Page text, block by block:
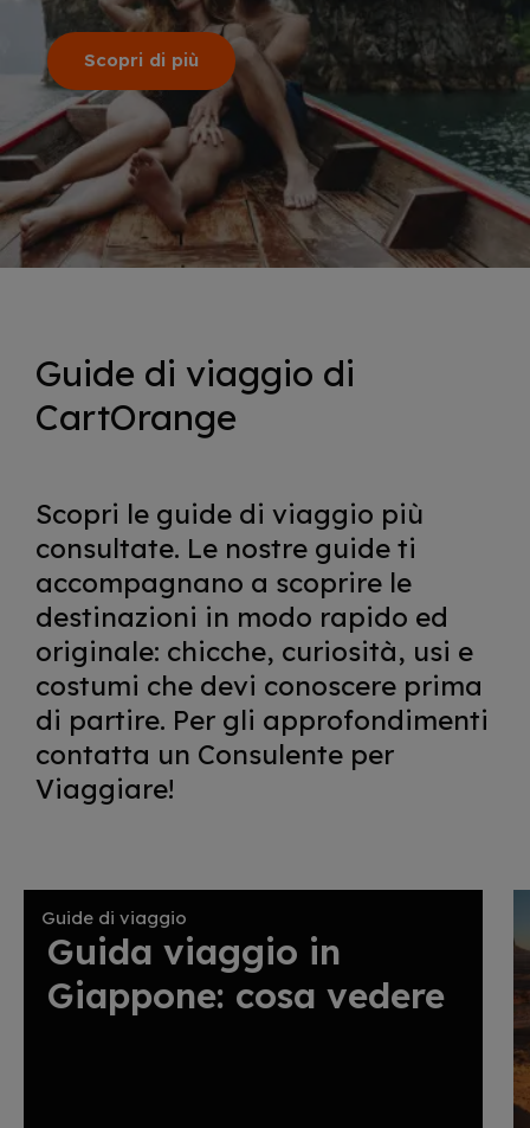
Scopri di più
Guide di viaggio di
CartOrange
Scopri le guide di viaggio più
consultate. Le nostre guide ti
accompagnano a scoprire le
destinazioni in modo rapido ed
originale: chicche, curiosità, usi e
costumi che devi conoscere prima
di partire. Per gli approfondimenti
contatta un Consulente per
Viaggiare!
Guide di viaggio
Guida viaggio in
Giappone: cosa vedere